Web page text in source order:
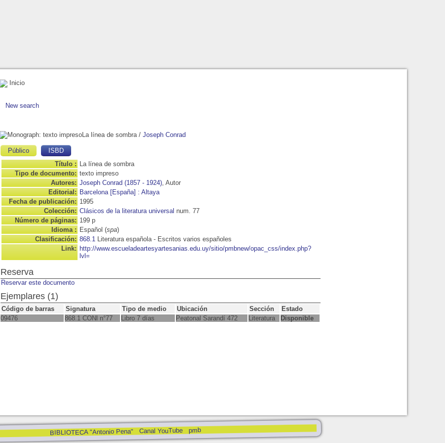
Inicio
New search
La línea de sombra / Joseph Conrad
Público
ISBD
Título : La línea de sombra
Tipo de documento: texto impreso
Autores: Joseph Conrad (1857 - 1924) , Autor
Editorial: Barcelona [España] : Altaya
Fecha de publicación: 1995
Colección: Clásicos de la literatura universal num. 77
Número de páginas: 199 p
Idioma : Español (spa)
Clasificación: 868.1 Literatura española - Escritos varios españoles
Link: http://www.escueladeartesyartesanias.edu.uy/sitio/pmbnew/opac_css/index.php?
lvl=
Reserva
Reservar este documento
Ejemplares (1)
Código de barras Signatura Tipo de medio Ubicación Sección
Estado
09476
868.1 CONl n°77 Libro 7 días Peatonal Sarandí 472 Literatura Disponible
BIBLIOTECA "Antonio Pena" Canal YouTube pmb